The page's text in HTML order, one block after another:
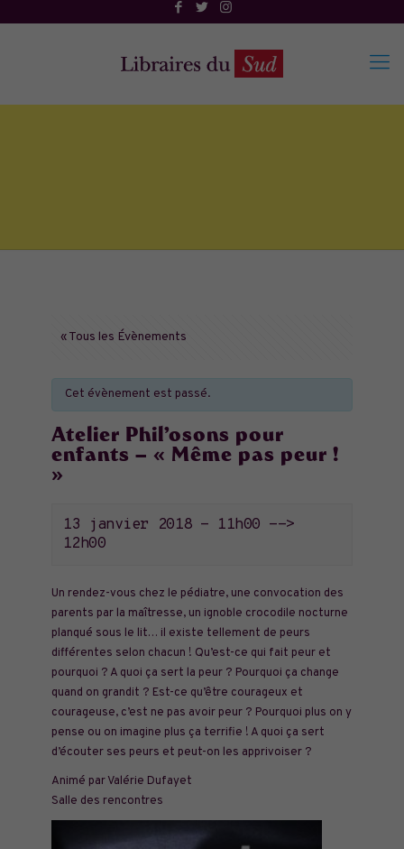
« Tous les Évènements
Cet évènement est passé.
Atelier Phil’osons pour
enfants – « Même pas peur !
»
13 janvier 2018 - 11h00 -->
12h00
Un rendez-vous chez le pédiatre, une convocation des
parents par la maîtresse, un ignoble crocodile nocturne
planqué sous le lit… il existe tellement de peurs
différentes selon chacun ! Qu’est-ce qui fait peur et
pourquoi ? A quoi ça sert la peur ? Pourquoi ça change
quand on grandit ? Est-ce qu’être courageux et
courageuse, c’est ne pas avoir peur ? Pourquoi plus on y
pense ou on imagine plus ça terrifie ! A quoi ça sert
d’écouter ses peurs et peut-on les apprivoiser ?
Animé par Valérie Dufayet
Salle des rencontres